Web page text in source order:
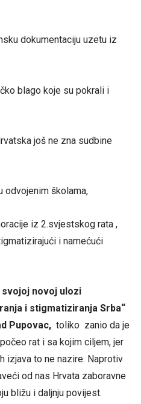
dokumentaciju uzetu iz
blago koje su pokrali i
još ne zna sudbine
odvojenim školama,
iz 2.svjestskog rata ,
i namećući
novoj ulozi
i stigmatiziranja Srba“
Pupovac,toliko zanio da je
rat i sa kojim ciljem, jer
izjava to ne nazire. Naprotiv
od nas Hrvata zaboravne
bližu i daljnju povijest.